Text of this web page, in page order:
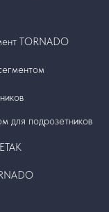
TORNADO
для подрозетников